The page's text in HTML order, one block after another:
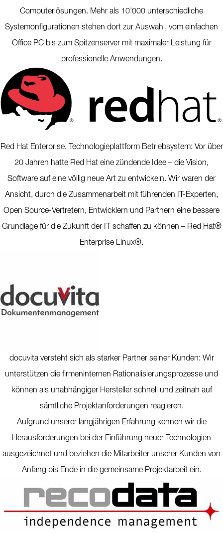
Computerlösungen. Mehr als 10'000 unterschiedliche
Systemonfigurationen stehen dort zur Auswahl, vom einfachen
Office PC bis zum Spitzenserver mit maximaler Leistung für
professionelle Anwendungen.
Red Hat Enterprise, Technologieplattform Betriebsystem: Vor über
20 Jahren hatte Red Hat eine zündende Idee – die Vision,
Software auf eine völlig neue Art zu entwickeln. Wir waren der
Ansicht, durch die Zusammenarbeit mit führenden IT-Experten,
Open Source-Vertretern, Entwicklern und Partnern eine bessere
Grundlage für die Zukunft der IT schaffen zu können – Red Hat®
Enterprise Linux®.
docuvita versteht sich als starker Partner seiner Kunden: Wir
unterstützen die firmeninternen Rationalisierungsprozesse und
können als unabhängiger Hersteller schnell und zeitnah auf
sämtliche Projektanforderungen reagieren.
Aufgrund unserer langjährigen Erfahrung kennen wir die
Herausforderungen bei der Einführung neuer Technologien
ausgezeichnet und beziehen die Mitarbeiter unserer Kunden von
Anfang bis Ende in die gemeinsame Projektarbeit ein.